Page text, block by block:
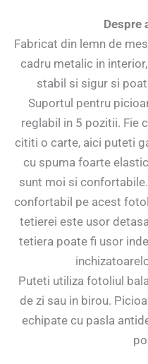
Despre
Fabricat din lemn de
cadru metalic in
stabil si sigur si
Suportul pentru
reglabil in 5 pozitii. Fie
cititi o carte, aici puteti
cu spuma foarte
sunt moi si
confortabil pe acest
tetierei este usor
tetiera poate fi usor
Puteti utiliza fotoliul
de zi sau in birou.
echipate cu pasla